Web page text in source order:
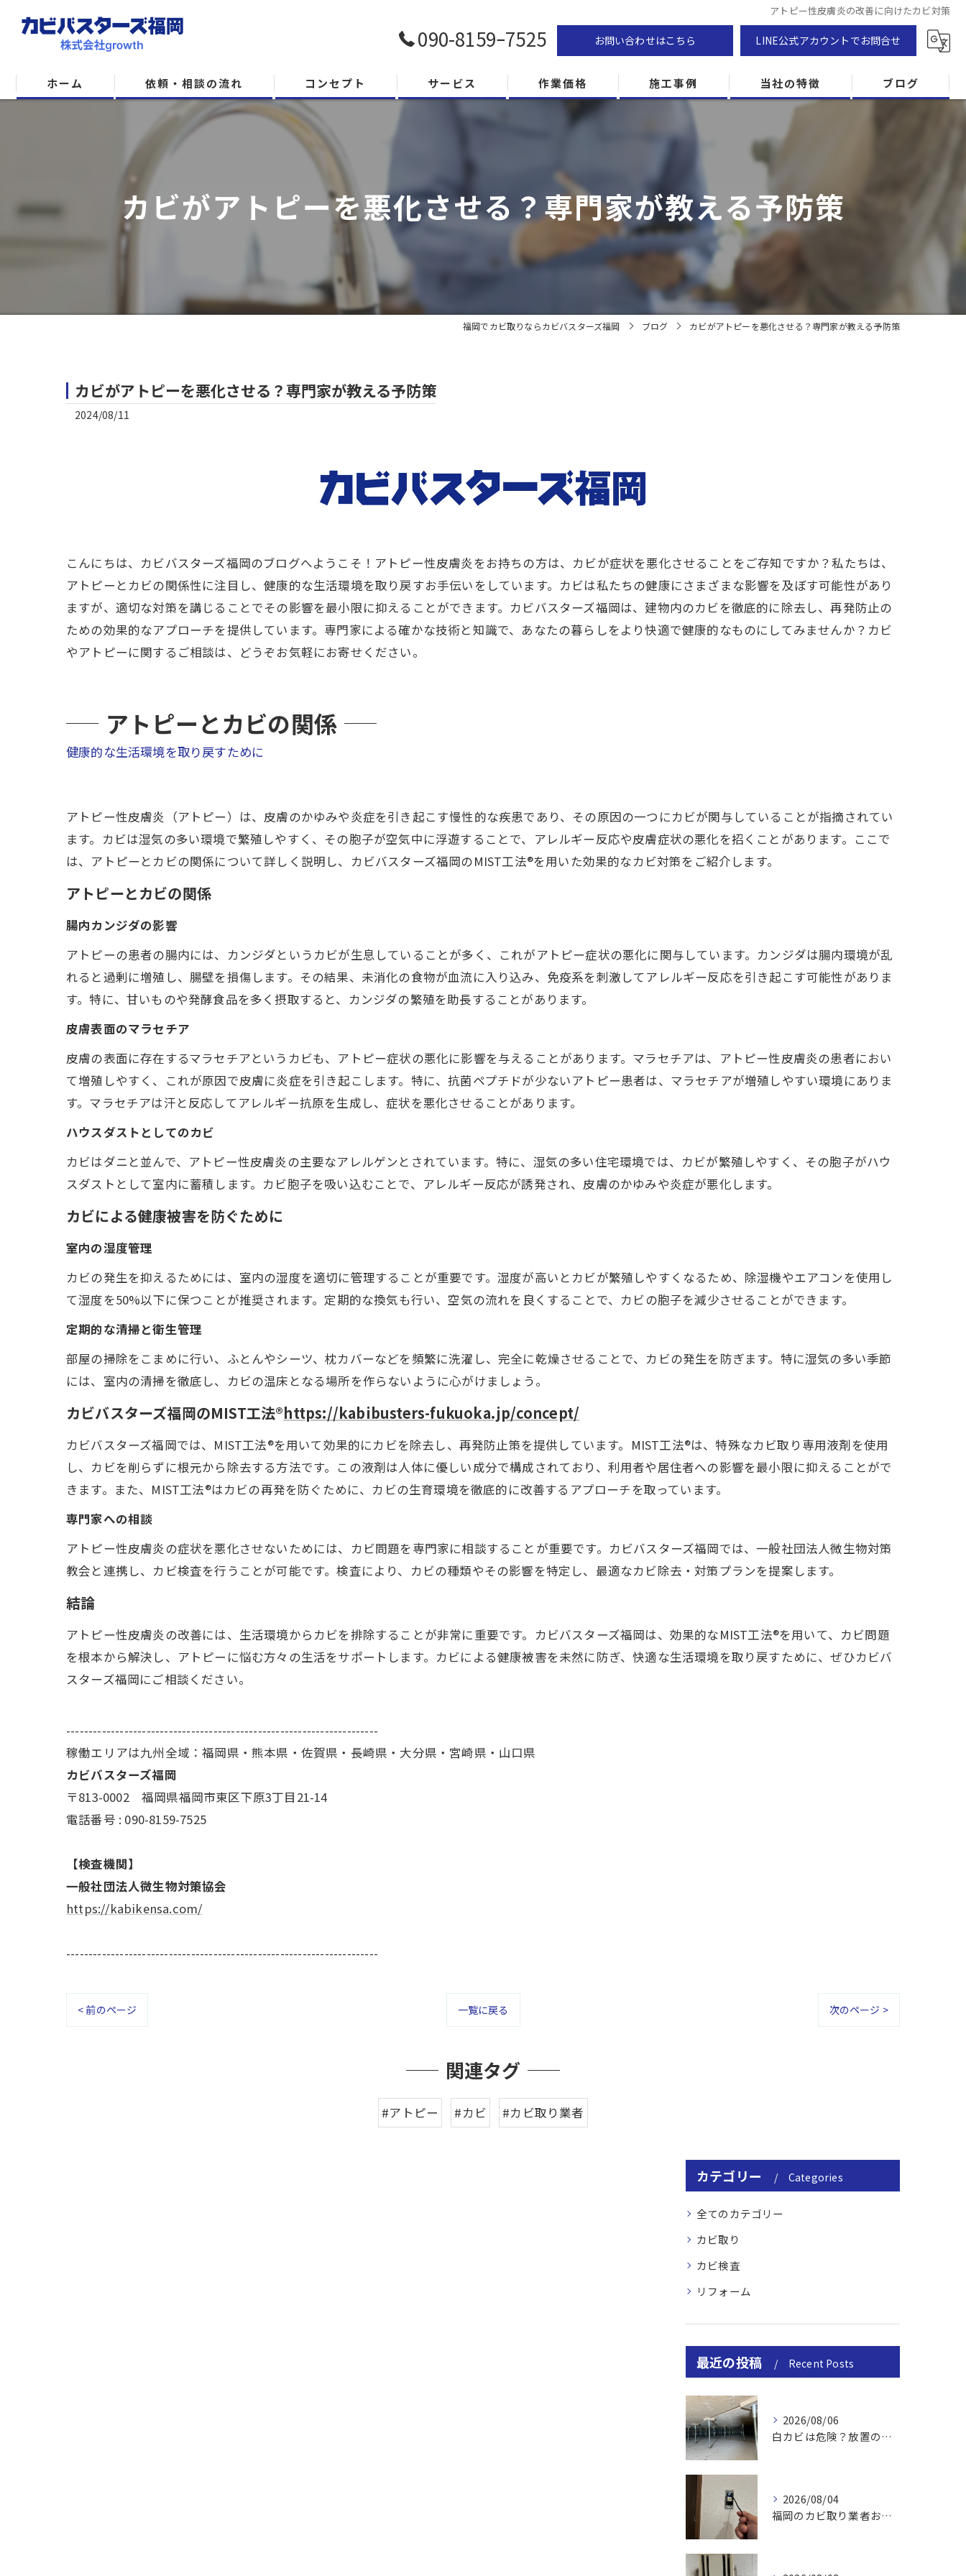
アトピー性皮膚炎の改善に向けたカビ対策
090-8159ｰ7525 お問い合わせはこちら LINE公式アカウントでお問合せ
ホーム 依頼・相談の流れ コンセプト サービス 作業価格 施工事例 当社の特徴
防カビ
カビ専門
ZEH住宅
カビ検査
ブログ
カビがアトピーを悪化させる？専門家が教える予防策
福岡でカビ取りならカビバスターズ福岡 ブログ カビがアトピーを悪化させる？専門家が教える予防策
カビがアトピーを悪化させる？専門家が教える予防策
2024/08/11
こんにちは、カビバスターズ福岡のブログへようこそ！アトピー性皮膚炎をお持ちの方は、カビが症状を悪化させることをご存知ですか？私たちは、
アトピーとカビの関係性に注目し、健康的な生活環境を取り戻すお手伝いをしています。カビは私たちの健康にさまざまな影響を及ぼす可能性があり
ますが、適切な対策を講じることでその影響を最小限に抑えることができます。カビバスターズ福岡は、建物内のカビを徹底的に除去し、再発防止の
ための効果的なアプローチを提供しています。専門家による確かな技術と知識で、あなたの暮らしをより快適で健康的なものにしてみませんか？カビ
やアトピーに関するご相談は、どうぞお気軽にお寄せください。
アトピーとカビの関係
健康的な生活環境を取り戻すために
アトピー性皮膚炎（アトピー）は、皮膚のかゆみや炎症を引き起こす慢性的な疾患であり、その原因の一つにカビが関与していることが指摘されてい
ます。カビは湿気の多い環境で繁殖しやすく、その胞子が空気中に浮遊することで、アレルギー反応や皮膚症状の悪化を招くことがあります。ここで
は、アトピーとカビの関係について詳しく説明し、カビバスターズ福岡のMIST工法®を用いた効果的なカビ対策をご紹介します。
アトピーとカビの関係
腸内カンジダの影響
アトピーの患者の腸内には、カンジダというカビが生息していることが多く、これがアトピー症状の悪化に関与しています。カンジダは腸内環境が乱
れると過剰に増殖し、腸壁を損傷します。その結果、未消化の食物が血流に入り込み、免疫系を刺激してアレルギー反応を引き起こす可能性がありま
す。特に、甘いものや発酵食品を多く摂取すると、カンジダの繁殖を助長することがあります。
皮膚表面のマラセチア
皮膚の表面に存在するマラセチアというカビも、アトピー症状の悪化に影響を与えることがあります。マラセチアは、アトピー性皮膚炎の患者におい
て増殖しやすく、これが原因で皮膚に炎症を引き起こします。特に、抗菌ペプチドが少ないアトピー患者は、マラセチアが増殖しやすい環境にありま
す。マラセチアは汗と反応してアレルギー抗原を生成し、症状を悪化させることがあります。
ハウスダストとしてのカビ
カビはダニと並んで、アトピー性皮膚炎の主要なアレルゲンとされています。特に、湿気の多い住宅環境では、カビが繁殖しやすく、その胞子がハウ
スダストとして室内に蓄積します。カビ胞子を吸い込むことで、アレルギー反応が誘発され、皮膚のかゆみや炎症が悪化します。
カビによる健康被害を防ぐために
室内の湿度管理
カビの発生を抑えるためには、室内の湿度を適切に管理することが重要です。湿度が高いとカビが繁殖しやすくなるため、除湿機やエアコンを使用し
て湿度を50%以下に保つことが推奨されます。定期的な換気も行い、空気の流れを良くすることで、カビの胞子を減少させることができます。
定期的な清掃と衛生管理
部屋の掃除をこまめに行い、ふとんやシーツ、枕カバーなどを頻繁に洗濯し、完全に乾燥させることで、カビの発生を防ぎます。特に湿気の多い季節
には、室内の清掃を徹底し、カビの温床となる場所を作らないように心がけましょう。
カビバスターズ福岡のMIST工法®https://kabibusters-fukuoka.jp/concept/
カビバスターズ福岡では、MIST工法®を用いて効果的にカビを除去し、再発防止策を提供しています。MIST工法®は、特殊なカビ取り専用液剤を使用
し、カビを削らずに根元から除去する方法です。この液剤は人体に優しい成分で構成されており、利用者や居住者への影響を最小限に抑えることがで
きます。また、MIST工法®はカビの再発を防ぐために、カビの生育環境を徹底的に改善するアプローチを取っています。
専門家への相談
アトピー性皮膚炎の症状を悪化させないためには、カビ問題を専門家に相談することが重要です。カビバスターズ福岡では、一般社団法人微生物対策
教会と連携し、カビ検査を行うことが可能です。検査により、カビの種類やその影響を特定し、最適なカビ除去・対策プランを提案します。
結論
アトピー性皮膚炎の改善には、生活環境からカビを排除することが非常に重要です。カビバスターズ福岡は、効果的なMIST工法®を用いて、カビ問題
を根本から解決し、アトピーに悩む方々の生活をサポートします。カビによる健康被害を未然に防ぎ、快適な生活環境を取り戻すために、ぜひカビバ
スターズ福岡にご相談ください。
----------------------------------------------------------------------
稼働エリアは九州全域：福岡県・熊本県・佐賀県・長崎県・大分県・宮崎県・山口県
カビバスターズ福岡
〒813-0002 福岡県福岡市東区下原3丁目21-14
電話番号 : 090-8159-7525
【検査機関】
一般社団法人微生物対策協会
https://kabikensa.com/
----------------------------------------------------------------------
< 前のページ 一覧に戻る 次のページ >
関連タグ
#アトピー #カビ #カビ取り業者
カテゴリー Categories
全てのカテゴリー
カビ取り
カビ検査
リフォーム
最近の投稿 Recent Posts
2026/08/06
白カビは危険？放置のリスクと取り方
2026/08/04
福岡のカビ取り業者おすすめの選び方と費用